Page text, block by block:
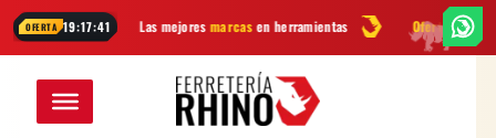
OFERTA 19:17:41
Las mejores marcasen herramientas Ofertasy novedades cada
contenido